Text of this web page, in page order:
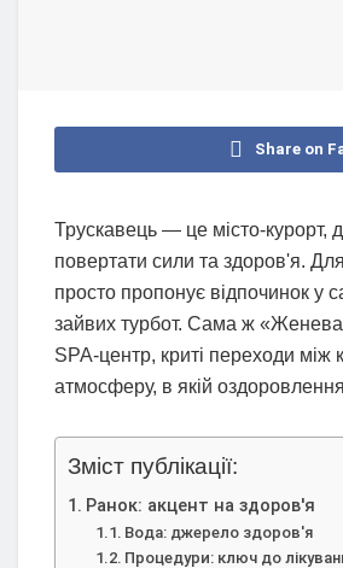
Share on
Трускавець — це місто-курорт,
повертати сили та здоров'я.
просто пропонує відпочинок у
зайвих турбот. Сама ж
SPA-центр, криті переходи
атмосферу, в якій
Зміст публікації:
Ранок: акцент на здоров'я
Вода: джерело здоров'я
Процедури: ключ до